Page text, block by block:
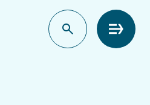
Meny